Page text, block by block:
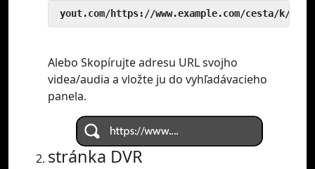
yout.com/https://www.example.com/cesta/k/
Alebo Skopírujte adresu URL svojho
videa/audia a vložte ju do vyhľadávacieho
panela.
stránka DVR